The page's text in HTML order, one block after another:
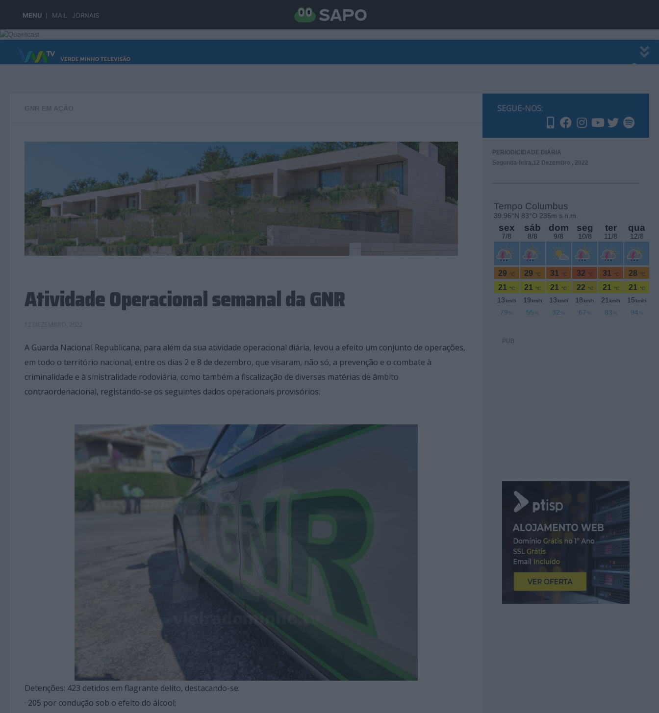
MENU MAIL JORNAIS
Skip to content
Atividade Operacional semanal da GNR
A Guarda Nacional Republicana, para além da sua atividade operacional diária, levou a efeito um conjunto de operações,
em todo o território nacional, entre os dias 2 e 8 de dezembro, que visaram, não só, a prevenção e o combate à
criminalidade e à sinistralidade rodoviária, como também a fiscalização de diversas matérias de âmbito
contraordenacional, registando-se os seguintes dados operacionais provisórios:
Detenções: 423 detidos em flagrante delito, destacando-se:
· 205 por condução sob o efeito do álcool;
SEGUE-NOS:
PERIODICIDADE DIÁRIA
Segunda-feira,12 Dezembro , 2022
PUB